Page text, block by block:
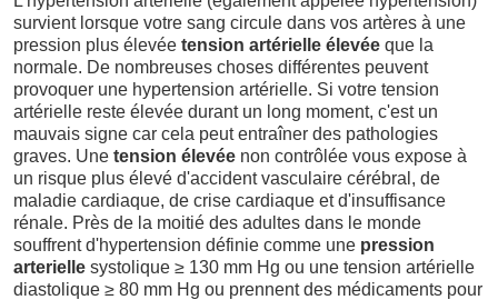
survient lorsque votre sang circule dans vos artères à une
pression plus élevée tension artérielle élevée que la
normale. De nombreuses choses différentes peuvent
provoquer une hypertension artérielle. Si votre tension
artérielle reste élevée durant un long moment, c'est un
mauvais signe car cela peut entraîner des pathologies
graves. Une tension élevée non contrôlée vous expose à
un risque plus élevé d'accident vasculaire cérébral, de
maladie cardiaque, de crise cardiaque et d'insuffisance
rénale. Près de la moitié des adultes dans le monde
souffrent d'hypertension définie comme une pression
arterielle systolique ≥ 130 mm Hg ou une tension artérielle
diastolique ≥ 80 mm Hg ou prennent des médicaments pour